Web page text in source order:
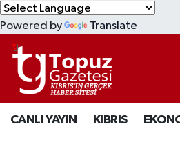
Powered by Translate
CANLI YAYIN KIBRIS
KIBRIS
DÜNYA
EKONOMİ
Lefkoşa Nöbetçi Eczaneler
Lefkoşa Hava Durumu
Lefkoşa Trafik Yoğunluk